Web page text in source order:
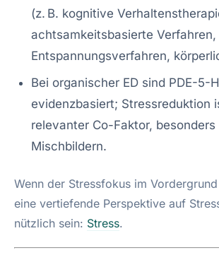
(z. B. kognitive
achtsamkeitsbasierte Verfahren,
Entspannungsverfahren,
Bei organischer ED sind PDE-5-
evidenzbasiert; Stressreduktion
relevanter Co-Faktor, besonders
Mischbildern.
Wenn der Stressfokus im
eine vertiefende Perspektive auf
nützlich sein: Stress.